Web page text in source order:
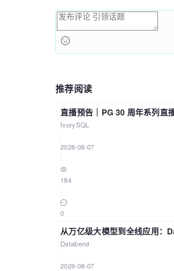
推荐阅读
直播预告｜PG 30 周年系列直
IvorySQL
2026-08-07
184
0
从万亿级大模型到全线应用：
Databend
2026-08-07